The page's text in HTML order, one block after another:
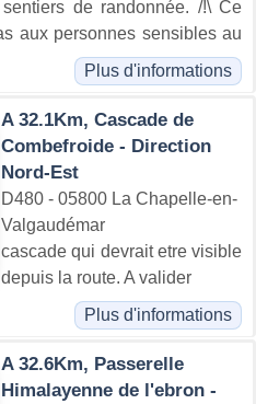
de randonnée. /!\ Ce
aux personnes sensibles au
Plus d'informations
A 32.1Km, Cascade de
Combefroide - Direction
Nord-Est
D480 - 05800 La Chapelle-en-
Valgaudémar
cascade qui devrait etre visible
depuis la route. A valider
Plus d'informations
A 32.6Km, Passerelle
Himalayenne de l'ebron -